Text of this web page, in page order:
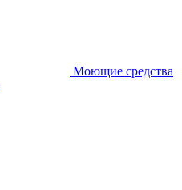
Моющие средства